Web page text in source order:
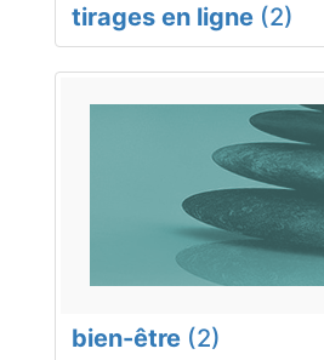
tirages en ligne (2)
bien-être (2)